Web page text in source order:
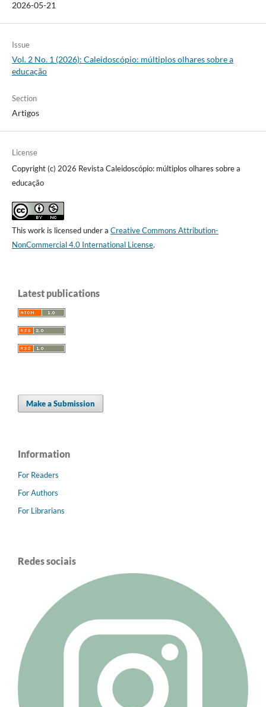
2026-05-21
Issue
Vol. 2 No. 1 (2026): Caleidoscópio: múltiplos olhares sobre a
educação
Section
Artigos
License
Copyright (c) 2026 Revista Caleidoscópio: múltiplos olhares sobre a
educação
This work is licensed under a Creative Commons Attribution-
NonCommercial 4.0 International License.
Latest publications
Make a Submission
Information
For Readers
For Authors
For Librarians
Redes sociais